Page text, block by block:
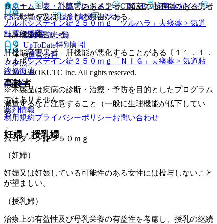
カルボシステイン錠２５０ｍｇ「ツルハラ」 去痰薬 > 気道
粘液修復薬
カルボシステイン錠２５０ｍｇ「ＮＩＧ」 去痰薬 > 気道粘
液修復薬
ホーム
薬剤情報
ムコダイン錠２５０ｍｇ
９．１．１． 心障害のある患者：類薬で心不全のある患者
に悪影響を及ぼしたとの報告がある。
（肝機能障害患者）
肝機能障害患者：肝機能が悪化することがある〔１１．１．
２参照〕。
高齢者
減量するなど注意すること（一般に生理機能が低下してい
る）。
妊婦・授乳婦
（妊婦）
妊婦又は妊娠している可能性のある女性には投与しないこと
が望ましい。
（授乳婦）
治療上の有益性及び母乳栄養の有益性を考慮し、授乳の継続
ホーム
表・計算 レジメン CTCAE
抗菌薬ガイド
ERマニュアル
薬剤情報 ポスト
監修医師一覧
UpToDate特別割引
運営会社
© 2021 HOKUTO Inc. All rights reserved.
※本製品は疾病の診断・治療・予防を目的としたプログラム
ではありません。
利用規約プライバシーポリシーお問い合わせ